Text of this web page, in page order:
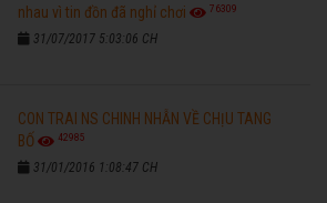
nhau vì tin đồn đã nghỉ chơi
76309
31/07/2017 5:03:06 CH
CON TRAI NS CHINH NHẪN VỀ CHỊU TANG
BỐ
42985
31/01/2016 1:08:47 CH